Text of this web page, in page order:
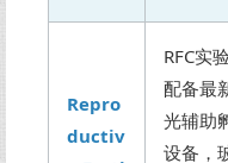
Repro
ductiv
RFC实
配备最
光辅助
设备，